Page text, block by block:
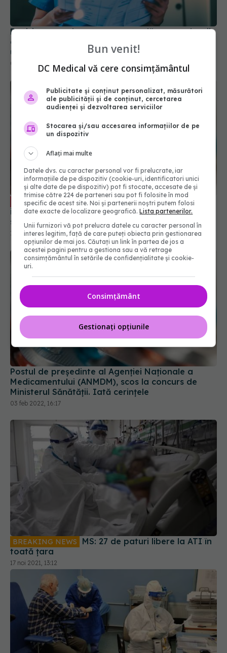
Decizie pentru legea care poate lăsa sute de mii
de români fără asigurare! S-a dat AVIZUL! Ce
urmează
04 iul 2025, 15:32
EXCLUSIV CONFERINȚĂ: Întărirea capacității
instituționale pentru controlul infecțiilor
spitalicești și gestionarea consumului de
antibiotice. VIDEO
15 feb 2022, 17:34
Postul de președinte al Agenției Naționale a
Medicamentului (ANMDM), scos la concurs de
Ministerul Sănătății. Iată cerințele
03 feb 2022, 16:17
BREAKING NEWS
toată țara
17 noi 2021, 13:12
Bun venit!
DC Medical vă cere consimțământul
Publicitate și conținut personalizat, măsurători
ale publicității și de conținut, cercetarea
audienței și dezvoltarea serviciilor
Stocarea și/sau accesarea informațiilor de pe
un dispozitiv
Aflați mai multe
Datele dvs. cu caracter personal vor fi prelucrate, iar
informațiile de pe dispozitiv (cookie-uri, identificatori unici
și alte date de pe dispozitiv) pot fi stocate, accesate de și
trimise către 224 de parteneri sau pot fi folosite în mod
specific de acest site. Noi și partenerii noștri putem folosi
date exacte de localizare geografică.Lista partenerilor.
Unii furnizori vă pot prelucra datele cu caracter personal în
interes legitim, față de care puteți obiecta prin gestionarea
opțiunilor de mai jos. Căutați un link în partea de jos a
acestei pagini pentru a gestiona sau a vă retrage
consimțământul în setările de confidențialitate și cookie-
uri.
Consimțământ
Gestionați opțiunile